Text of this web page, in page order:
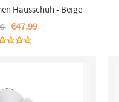
Hausschuh - Beige
€47.99